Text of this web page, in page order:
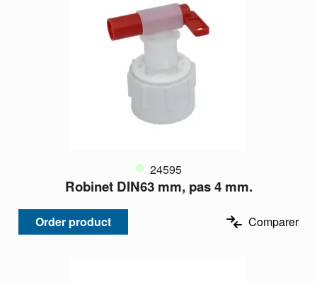
24595
Robinet DIN63 mm, pas 4 mm.
Order product Comparer